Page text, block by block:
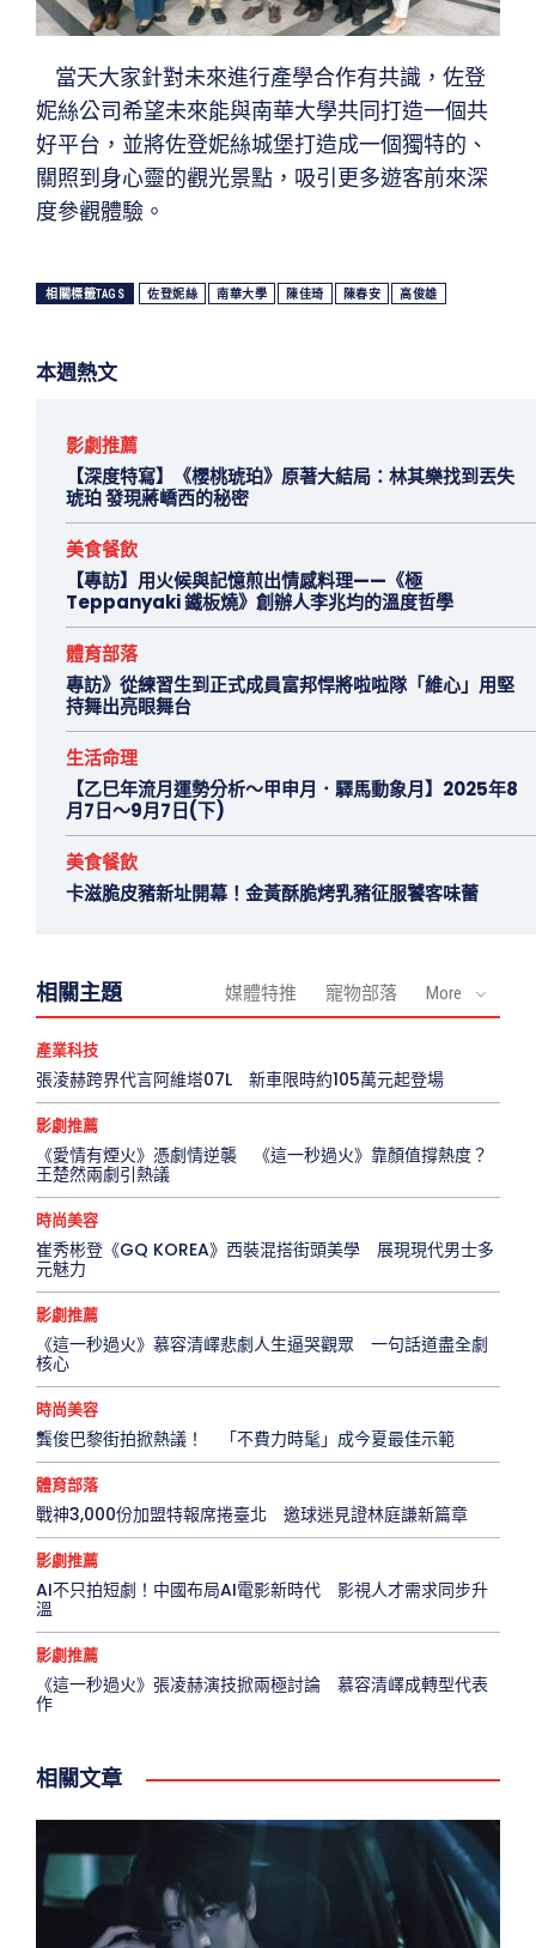
當天大家針對未來進行產學合作有共識，佐登
妮絲公司希望未來能與南華大學共同打造一個共
好平台，並將佐登妮絲城堡打造成一個獨特的、
關照到身心靈的觀光景點，吸引更多遊客前來深
度參觀體驗。
相關標籤TAGS 佐登妮絲 南華大學 陳佳琦 陳春安 高俊雄
本週熱文
影劇推薦
【深度特寫】《櫻桃琥珀》原著大結局：林其樂找到丟失
琥珀 發現蔣嶠西的秘密
美食餐飲
【專訪】用火候與記憶煎出情感料理——《極
Teppanyaki 鐵板燒》創辦人李兆均的溫度哲學
體育部落
專訪》從練習生到正式成員富邦悍將啦啦隊「維心」用堅
持舞出亮眼舞台
生活命理
【乙巳年流月運勢分析～甲申月．驛馬動象月】2025年8
月7日～9月7日(下)
美食餐飲
卡滋脆皮豬新址開幕！金黃酥脆烤乳豬征服饕客味蕾
相關主題 媒體特推 寵物部落 More
產業科技
張淩赫跨界代言阿維塔07L 新車限時約105萬元起登場
影劇推薦
《愛情有煙火》憑劇情逆襲 《這一秒過火》靠顏值撐熱度？
王楚然兩劇引熱議
時尚美容
崔秀彬登《GQ KOREA》西裝混搭街頭美學 展現現代男士多
元魅力
影劇推薦
《這一秒過火》慕容清嶧悲劇人生逼哭觀眾 一句話道盡全劇
核心
時尚美容
龔俊巴黎街拍掀熱議！ 「不費力時髦」成今夏最佳示範
體育部落
戰神3,000份加盟特報席捲臺北 邀球迷見證林庭謙新篇章
影劇推薦
AI不只拍短劇！中國布局AI電影新時代 影視人才需求同步升
溫
影劇推薦
《這一秒過火》張凌赫演技掀兩極討論 慕容清嶧成轉型代表
作
相關文章